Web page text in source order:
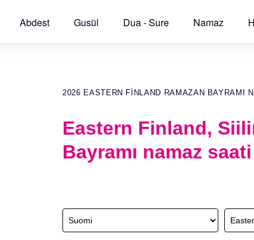
Abdest Gusül Dua - Sure Namaz
2026 EASTERN FINLAND RAMAZAN BAYRAMI
Eastern Finland,
Bayramı namaz saati